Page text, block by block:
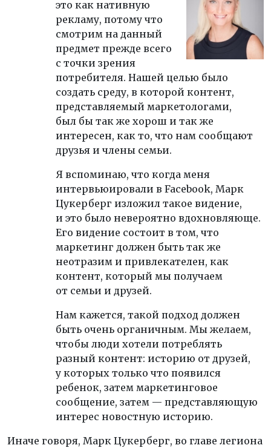
это как нативную
рекламу, потому что
смотрим на данный
предмет прежде всего
с точки зрения
потребителя. Нашей целью было
создать среду, в которой контент,
представляемый маркетологами,
был бы так же хорош и так же
интересен, как то, что нам сообщают
друзья и члены семьи.
Я вспоминаю, что когда меня
интервьюировали в Facebook, Марк
Цукерберг изложил такое видение,
и это было невероятно вдохновляюще.
Его видение состоит в том, что
маркетинг должен быть так же
неотразим и привлекателен, как
контент, который мы получаем
от семьи и друзей.
Нам кажется, такой подход должен
быть очень органичным. Мы желаем,
чтобы люди хотели потреблять
разный контент: историю от друзей,
у которых только что появился
ребенок, затем маркетинговое
сообщение, затем — представляющую
интерес новостную историю.
Иначе говоря, Марк Цукерберг, во главе легиона